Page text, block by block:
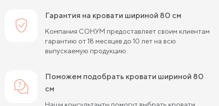
Кровати белого цвета
Кровати цвета графит Кровати желтого цвета
Кровати красного цвета Кровати оранжевого цвета
Кровати розового цвета Кровати серого цвета
Гарантия на кровати шириной 80 см
Компания СОНУМ предоставляет своим клиентам
гарантию от 18 месяцев до 10 лет на всю
выпускаемую продукцию.
Поможем подобрать кровати шириной 80
см
Наши консультанты помогут выбрать кровати